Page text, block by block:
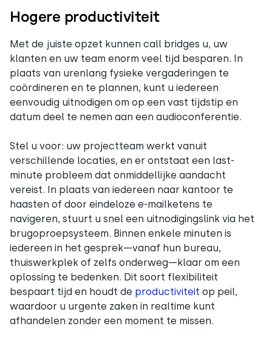
Hogere productiviteit
Met de juiste opzet kunnen call bridges u, uw
klanten en uw team enorm veel tijd besparen. In
plaats van urenlang fysieke vergaderingen te
coördineren en te plannen, kunt u iedereen
eenvoudig uitnodigen om op een vast tijdstip en
datum deel te nemen aan een audioconferentie.
Stel u voor: uw projectteam werkt vanuit
verschillende locaties, en er ontstaat een last-
minute probleem dat onmiddellijke aandacht
vereist. In plaats van iedereen naar kantoor te
haasten of door eindeloze e-mailketens te
navigeren, stuurt u snel een uitnodigingslink via het
brugoproepsysteem. Binnen enkele minuten is
iedereen in het gesprek—vanaf hun bureau,
thuiswerkplek of zelfs onderweg—klaar om een
oplossing te bedenken. Dit soort flexibiliteit
bespaart tijd en houdt de productiviteit op peil,
waardoor u urgente zaken in realtime kunt
afhandelen zonder een moment te missen.